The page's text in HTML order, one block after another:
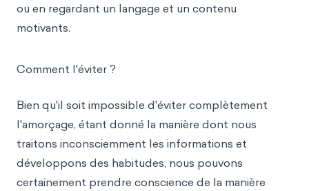
ou en regardant un langage et un contenu
motivants.
Comment l'éviter ?
Bien qu'il soit impossible d'éviter complètement
l'amorçage, étant donné la manière dont nous
traitons inconsciemment les informations et
développons des habitudes, nous pouvons
certainement prendre conscience de la manière